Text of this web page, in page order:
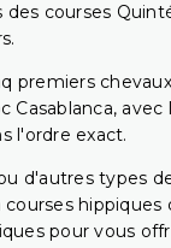
courses
premiers
l'ordre exact.
d'autres types
pour vous